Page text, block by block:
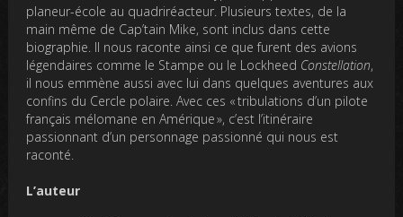
planeur-école au quadriréacteur. Plusieurs textes, de la
main même de Cap’tain Mike, sont inclus dans cette
biographie. Il nous raconte ainsi ce que furent des avions
légendaires comme le Stampe ou le Lockheed Constellation,
il nous emmène aussi avec lui dans quelques aventures aux
confins du Cercle polaire. Avec ces « tribulations d’un pilote
français mélomane en Amérique », c’est l’itinéraire
passionnant d’un personnage passionné qui nous est
raconté.
L’auteur